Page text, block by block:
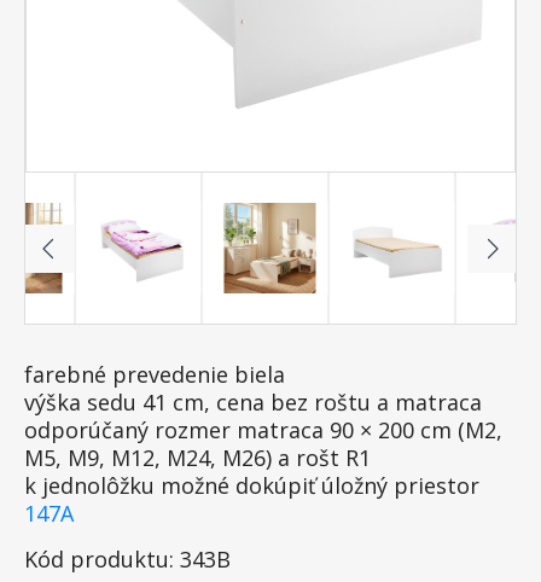
farebné prevedenie biela
výška sedu 41 cm, cena bez roštu a matraca
odporúčaný rozmer matraca 90 × 200 cm (M2,
M5, M9, M12, M24, M26) a rošt R1
k jednolôžku možné dokúpiť úložný priestor
147A
Kód produktu: 343B